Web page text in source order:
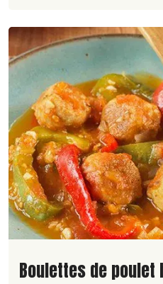
Lire la suite de la
Boulettes de poulet